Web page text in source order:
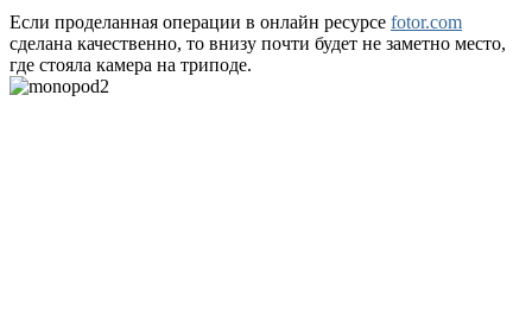
Если проделанная операции в онлайн ресурсе fotor.com
сделана качественно, то внизу почти будет не заметно место,
где стояла камера на триподе.